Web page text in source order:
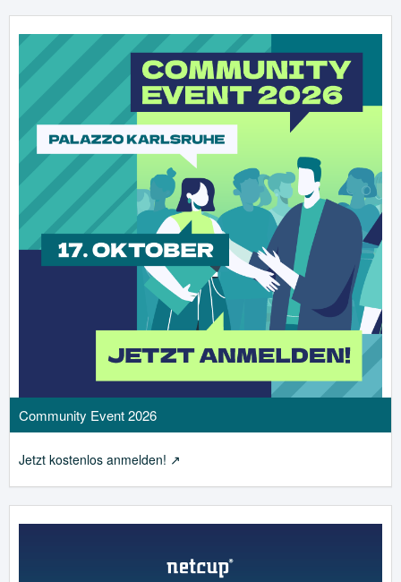
g
e
i
t
ä
g
e
e
i
r
ä
g
e
Community Event 2026
Jetzt kostenlos anmelden!